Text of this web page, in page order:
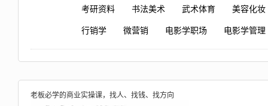
考研资料 书法美术 武术体育 美容化妆
行销学 微营销 电影学职场 电影学管理
老板必学的商业实操课，找人、找钱、找方向